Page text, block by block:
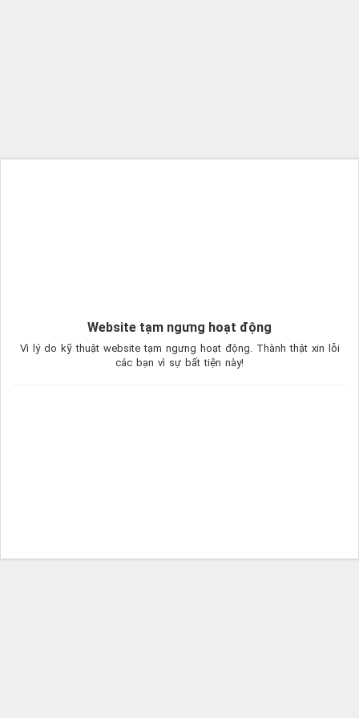
Website tạm ngưng hoạt động
Vì lý do kỹ thuật website tạm ngưng hoạt động. Thành thật xin lỗi
các bạn vì sự bất tiện này!